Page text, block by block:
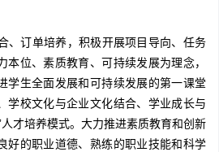
、订单培养，积极开展项目导向、任务
本位、素质教育、可持续发展为理念，
学生全面发展和可持续发展的第一课堂
学校文化与企业文化结合、学业成长与
才培养模式。大力推进素质教育和创新
好的职业道德、熟练的职业技能和科学